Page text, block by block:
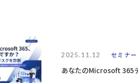
2025.11.12 セミナー
あなたのMicrosoft 365